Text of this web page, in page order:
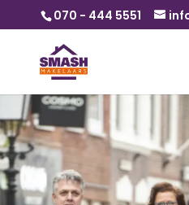
070 - 444 5551